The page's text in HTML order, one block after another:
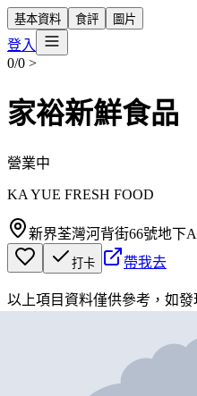
基本資料 食評 圖片
登入
0/0 >
家裕新鮮食品
營業中
KA YUE FRESH FOOD
新界荃灣河背街66號地下
打卡 帶我去
以上項目資料僅供參考，如